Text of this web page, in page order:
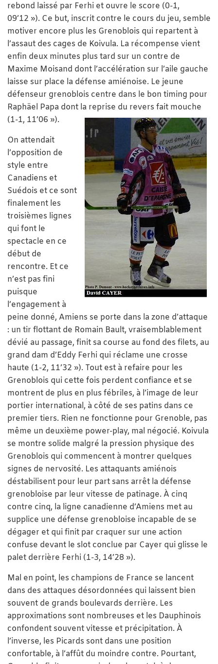
rebond laissé par Ferhi et ouvre le score (0-1,
09’12 »). Ce but, inscrit contre le cours du jeu, semble
motiver encore plus les Grenoblois qui repartent à
l’assaut des cages de Koivula. La récompense vient
enfin deux minutes plus tard sur un contre de
Maxime Moisand dont l’accélération sur l’aile gauche
laisse sur place la défense amiénoise. Le jeune
défenseur grenoblois centre dans le bon timing pour
Raphäel Papa dont la reprise du revers fait mouche
(1-1, 11’06 »).
On attendait
l’opposition de
style entre
Canadiens et
Suédois et ce sont
finalement les
troisièmes lignes
qui font le
spectacle en ce
début de
rencontre. Et ce
n’est pas fini
puisque
l’engagement à
peine donné, Amiens se porte dans la zone d’attaque
: un tir flottant de Romain Bault, vraisemblablement
dévié au passage, finit sa course au fond des filets, au
grand dam d’Eddy Ferhi qui réclame une crosse
haute (1-2, 11’32 »). Tout est à refaire pour les
Grenoblois qui cette fois perdent confiance et se
montrent de plus en plus fébriles, à l’image de leur
portier international, à côté de ses patins dans ce
premier tiers. Rien ne fonctionne pour Grenoble, pas
même un deuxième power-play, mal négocié. Koivula
se montre solide malgré la pression physique des
Grenoblois qui commencent à montrer quelques
signes de nervosité. Les attaquants amiénois
déstabilisent pour leur part sans arrêt la défense
grenobloise par leur vitesse de patinage. À cinq
contre cinq, la ligne canadienne d’Amiens met au
supplice une défense grenobloise incapable de se
dégager et qui finit par craquer sur une action
confuse devant le slot conclue par Cayer qui glisse le
palet derrière Ferhi (1-3, 14’28 »).
Mal en point, les champions de France se lancent
dans des attaques désordonnées qui laissent bien
souvent de grands boulevards derrière. Les
approximations sont nombreuses et les Dauphinois
confondent souvent vitesse et précipitation. À
l’inverse, les Picards sont dans une position
confortable, à l’affût du moindre contre. Pourtant,